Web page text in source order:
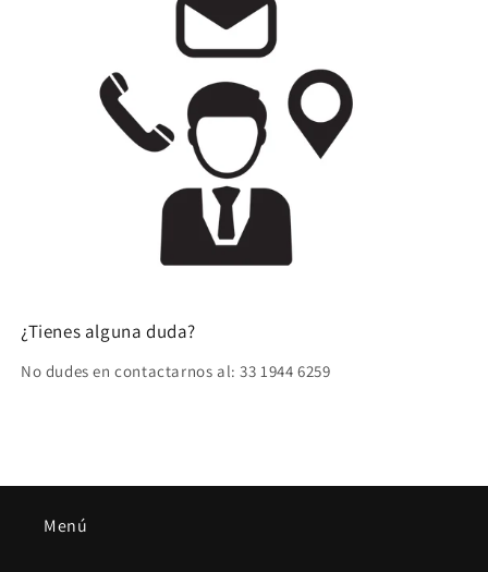
¿Tienes alguna duda?
No dudes en contactarnos al: 33 1944 6259
Menú